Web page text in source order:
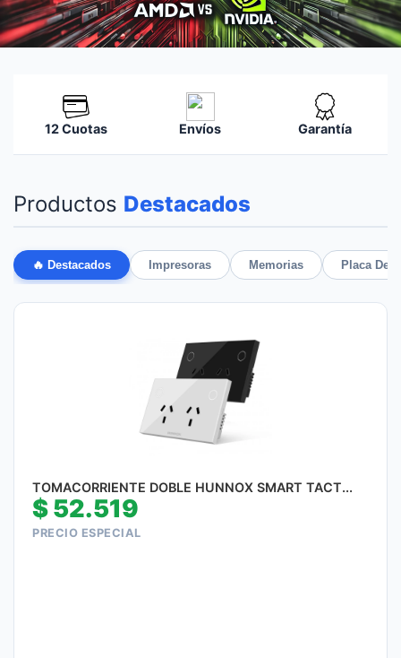
12 Cuotas Envíos Garantía
Productos Destacados
🔥 Destacados Impresoras Memorias Placa De
TOMACORRIENTE DOBLE HUNNOX SMART TACT...
$52.519
PRECIO ESPECIAL